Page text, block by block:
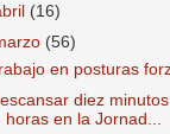
(16)
(56)
en posturas
diez
horas en la Jornad...